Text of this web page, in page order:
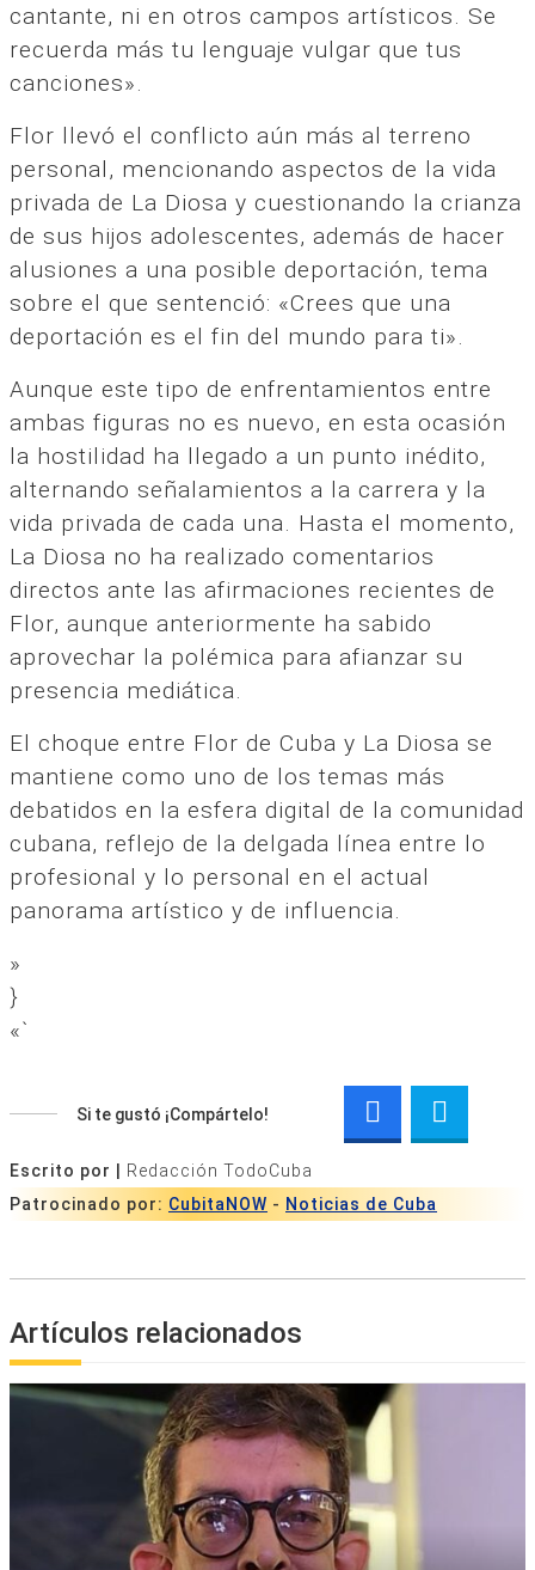
cantante, ni en otros campos artísticos. Se
recuerda más tu lenguaje vulgar que tus
canciones».
Flor llevó el conflicto aún más al terreno
personal, mencionando aspectos de la vida
privada de La Diosa y cuestionando la crianza
de sus hijos adolescentes, además de hacer
alusiones a una posible deportación, tema
sobre el que sentenció: «Crees que una
deportación es el fin del mundo para ti».
Aunque este tipo de enfrentamientos entre
ambas figuras no es nuevo, en esta ocasión
la hostilidad ha llegado a un punto inédito,
alternando señalamientos a la carrera y la
vida privada de cada una. Hasta el momento,
La Diosa no ha realizado comentarios
directos ante las afirmaciones recientes de
Flor, aunque anteriormente ha sabido
aprovechar la polémica para afianzar su
presencia mediática.
El choque entre Flor de Cuba y La Diosa se
mantiene como uno de los temas más
debatidos en la esfera digital de la comunidad
cubana, reflejo de la delgada línea entre lo
profesional y lo personal en el actual
panorama artístico y de influencia.
»
}
«`
Si te gustó ¡Compártelo!
Escrito por |
Redacción TodoCuba
Patrocinado por: CubitaNOW - Noticias de Cuba
Artículos relacionados